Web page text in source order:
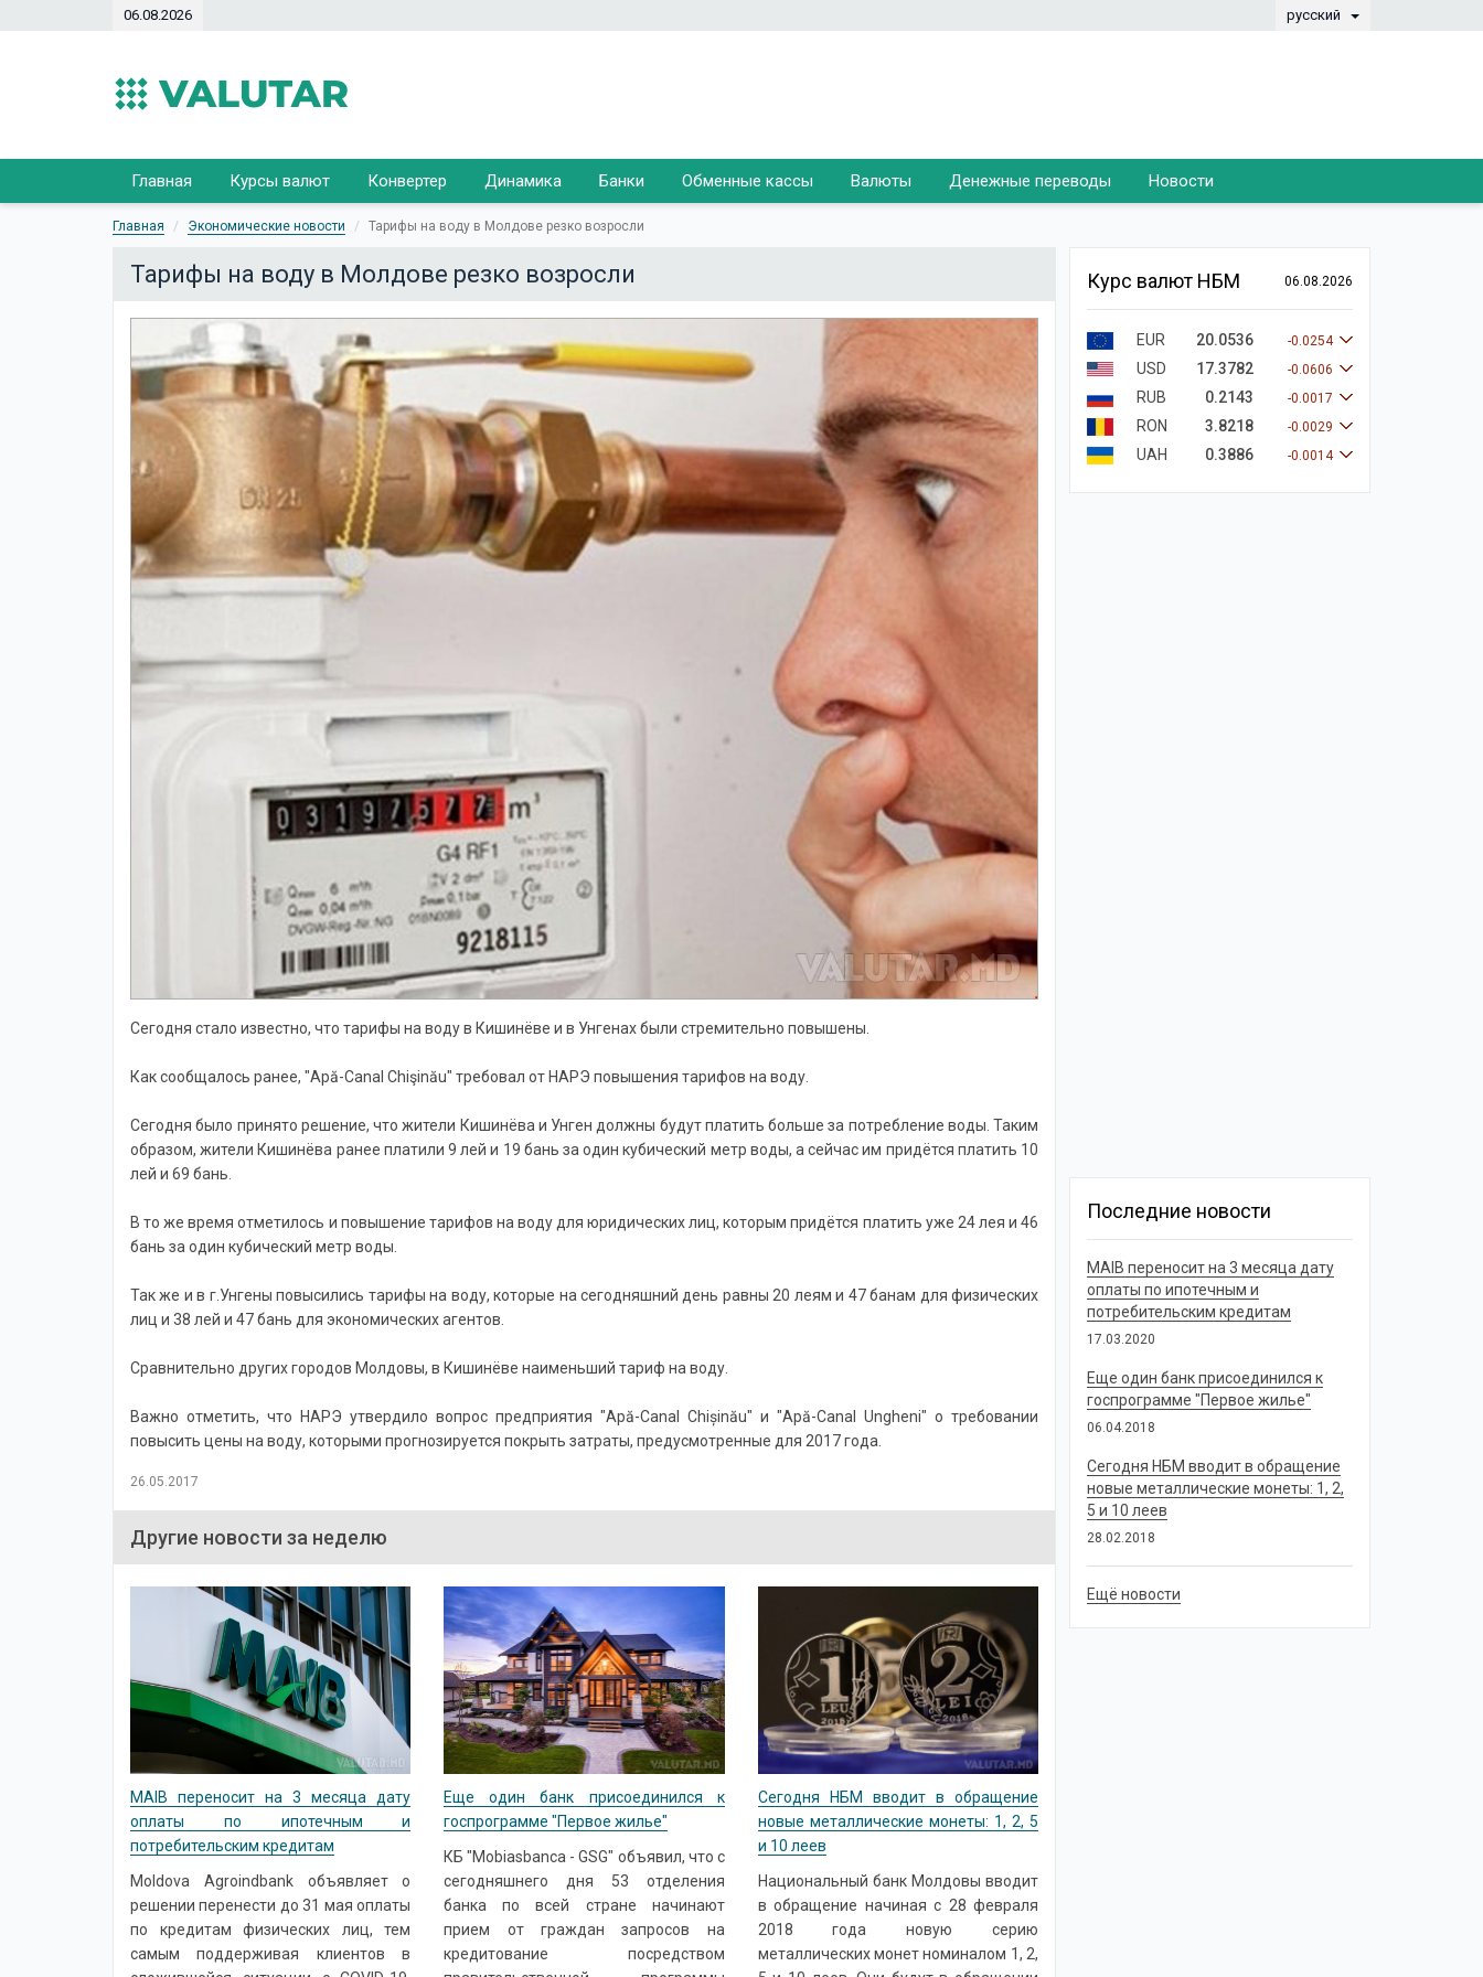
06.08.2026 русский
Главная Курсы валют Конвертер Динамика Банки Обменные кассы Валюты Денежные переводы Новости
Главная Экономические новости Тарифы на воду в Молдове резко возросли
Тарифы на воду в Молдове резко возросли
Сегодня стало известно, что тарифы на воду в Кишинёве и в Унгенах были стремительно повышены.
Как сообщалось ранее, "Apă-Canal Chişinău" требовал от НАРЭ повышения тарифов на воду.
Сегодня было принято решение, что жители Кишинёва и Унген должны будут платить больше за потребление воды. Таким
образом, жители Кишинёва ранее платили 9 лей и 19 бань за один кубический метр воды, а сейчас им придётся платить 10
лей и 69 бань.
В то же время отметилось и повышение тарифов на воду для юридических лиц, которым придётся платить уже 24 лея и 46
бань за один кубический метр воды.
Так же и в г.Унгены повысились тарифы на воду, которые на сегодняшний день равны 20 леям и 47 банам для физических
лиц и 38 лей и 47 бань для экономических агентов.
Сравнительно других городов Молдовы, в Кишинёве наименьший тариф на воду.
Важно отметить, что НАРЭ утвердило вопрос предприятия "Apă-Canal Chișinău" и "Apă-Canal Ungheni" о требовании
повысить цены на воду, которыми прогнозируется покрыть затраты, предусмотренные для 2017 года.
26.05.2017
Другие новости за неделю
MAIB переносит на 3 месяца дату
оплаты по ипотечным и
потребительским кредитам
Moldova Agroindbank объявляет о
решении перенести до 31 мая оплаты
по кредитам физических лиц, тем
самым поддерживая клиентов в
Еще один банк присоединился к
госпрограмме "Первое жилье"
КБ "Mobiasbanca - GSG" объявил, что с
сегодняшнего дня 53 отделения
банка по всей стране начинают
прием от граждан запросов на
кредитование посредством
Сегодня НБМ вводит в обращение
новые металлические монеты: 1, 2, 5
и 10 леев
Национальный банк Молдовы вводит
в обращение начиная с 28 февраля
2018 года новую серию
металлических монет номиналом 1, 2,
Курс валют НБМ 06.08.2026
EUR 20.0536 -0.0254
USD 17.3782 -0.0606
RUB 0.2143 -0.0017
RON 3.8218 -0.0029
UAH 0.3886 -0.0014
Последние новости
MAIB переносит на 3 месяца дату
оплаты по ипотечным и
потребительским кредитам
17.03.2020
Еще один банк присоединился к
госпрограмме "Первое жилье"
06.04.2018
Сегодня НБМ вводит в обращение
новые металлические монеты: 1, 2,
5 и 10 леев
28.02.2018
Ещё новости